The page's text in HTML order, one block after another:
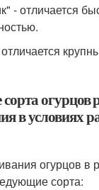
- отличается
огурцов
в условиях
огурцов в
сорта: